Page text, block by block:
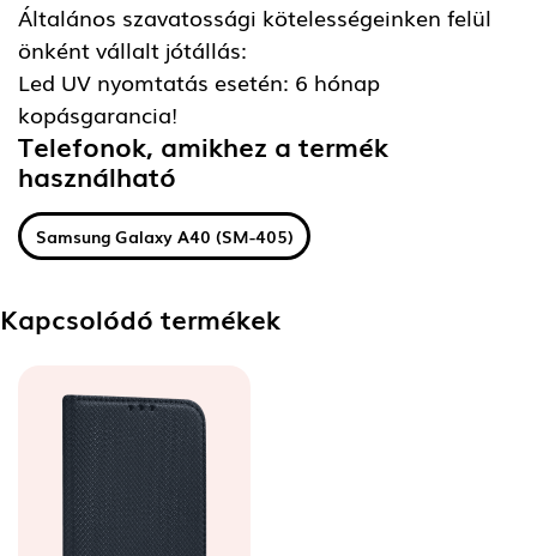
Általános szavatossági kötelességeinken felül
önként vállalt jótállás:
Led UV nyomtatás esetén: 6 hónap
kopásgarancia!
Telefonok, amikhez a termék
használható
Samsung Galaxy A40 (SM-405)
Kapcsolódó termékek